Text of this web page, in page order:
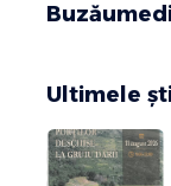
Ultimele